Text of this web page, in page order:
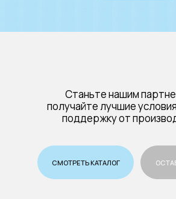
СМОТРЕТЬ КАТАЛОГ
Станьте нашим
получайте лучшие
поддержку от